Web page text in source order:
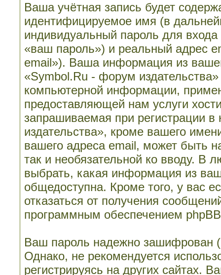
Ваша учётная запись будет
идентифицируемое имя (в
индивидуальный пароль для
«ваш пароль») и реальный адрес
email»). Ваша информация из
«Symbol.Ru - форум
компьютерной информации,
предоставляющей нам услуги
запрашиваемая при регистрации
издательства», кроме вашего
вашего адреса email, может быть
так и необязательной ко вводу. В
выбрать, какая информация из
общедоступна. Кроме того, у вас
отказаться от получения
программным обеспечением
Ваш пароль надежно зашифрован
Однако, не рекомендуется
регистрируясь на других сайтах.